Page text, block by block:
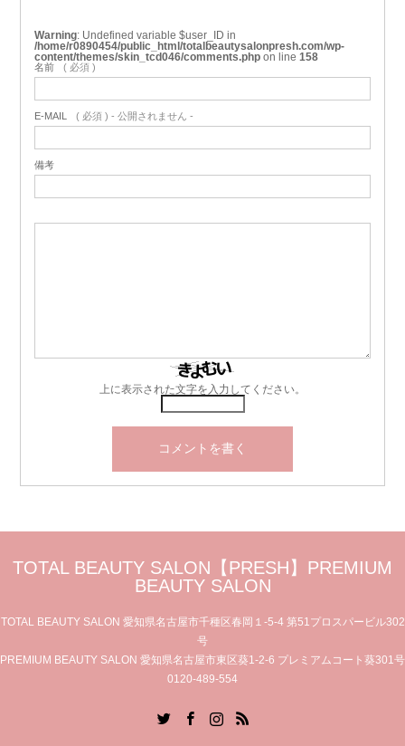
Warning : Undefined variable $user_ID in
/home/r0890454/public_html/totalbeautysalonpresh.com/wp-
content/themes/skin_tcd046/comments.php on line 158
名前 ( 必須 )
E-MAIL ( 必須 ) - 公開されません -
備考
上に表示された文字を入力してください。
TOTAL BEAUTY SALON【PRESH】PREMIUM
BEAUTY SALON
TOTAL BEAUTY SALON 愛知県名古屋市千種区春岡１-5-4 第51プロスパービル302
号
PREMIUM BEAUTY SALON 愛知県名古屋市東区葵1-2-6 プレミアムコート葵301号
0120-489-554
RSS